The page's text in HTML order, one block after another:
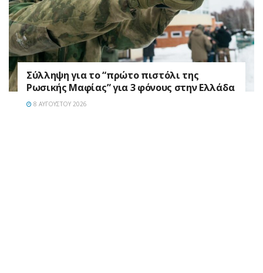
Σύλληψη για το “πρώτο πιστόλι της
Ρωσικής Μαφίας” για 3 φόνους στην Ελλάδα
8 ΑΥΓΟΎΣΤΟΥ 2026